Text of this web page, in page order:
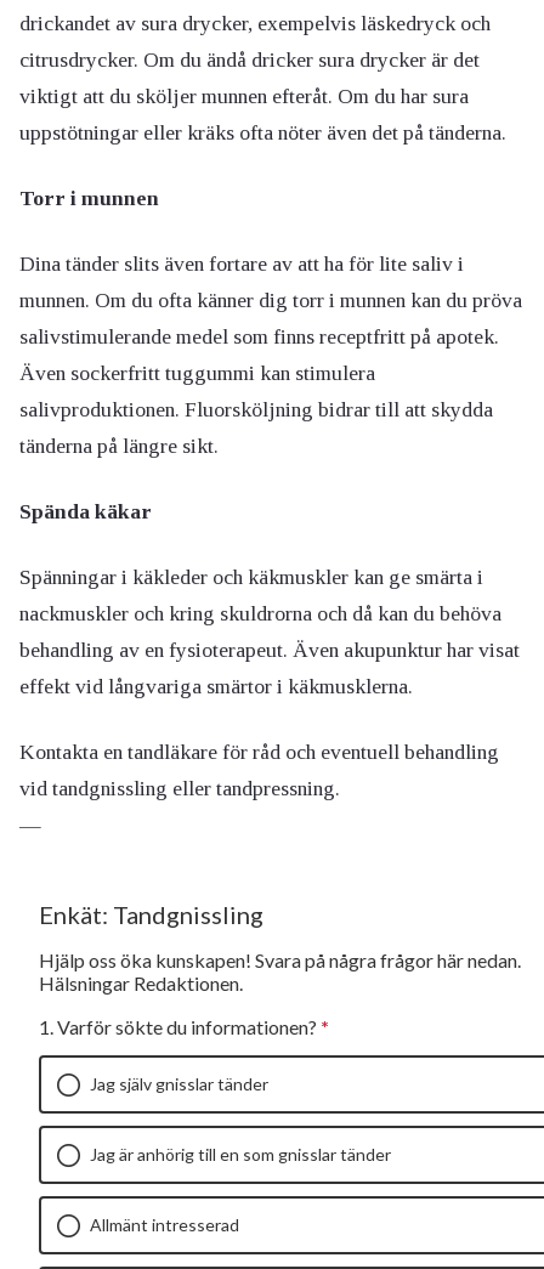
drickandet av sura drycker, exempelvis läskedryck och
citrusdrycker. Om du ändå dricker sura drycker är det
viktigt att du sköljer munnen efteråt. Om du har sura
uppstötningar eller kräks ofta nöter även det på tänderna.
Torr i munnen
Dina tänder slits även fortare av att ha för lite saliv i
munnen. Om du ofta känner dig torr i munnen kan du pröva
salivstimulerande medel som finns receptfritt på apotek.
Även sockerfritt tuggummi kan stimulera
salivproduktionen. Fluorsköljning bidrar till att skydda
tänderna på längre sikt.
Spända käkar
Spänningar i käkleder och käkmuskler kan ge smärta i
nackmuskler och kring skuldrorna och då kan du behöva
behandling av en fysioterapeut. Även akupunktur har visat
effekt vid långvariga smärtor i käkmusklerna.
Kontakta en tandläkare för råd och eventuell behandling
vid tandgnissling eller tandpressning.
—